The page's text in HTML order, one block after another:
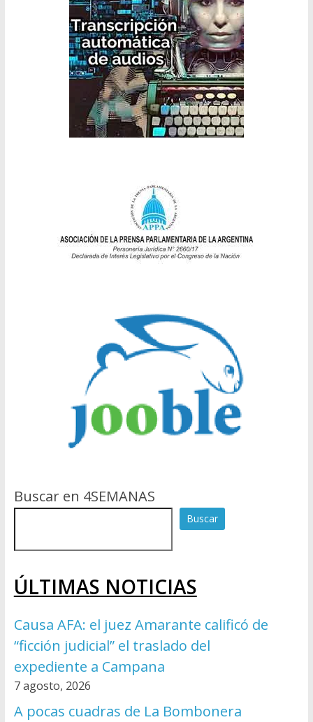
Buscar en 4SEMANAS
Buscar
ÚLTIMAS NOTICIAS
Causa AFA: el juez Amarante calificó de
“ficción judicial” el traslado del
expediente a Campana
7 agosto, 2026
A pocas cuadras de La Bombonera